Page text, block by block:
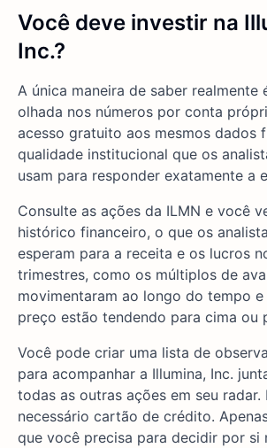
Você deve investir na
Inc.?
A única maneira de saber realmente
olhada nos números por conta
acesso gratuito aos mesmos dados
qualidade institucional que os
usam para responder exatamente a
Consulte as ações da ILMN e você
histórico financeiro, o que os
esperam para a receita e os lucros
trimestres, como os múltiplos de
movimentaram ao longo do tempo e
preço estão tendendo para cima ou
Você pode criar uma lista de
para acompanhar a Illumina, Inc.
todas as outras ações em seu radar.
necessário cartão de crédito.
que você precisa para decidir por si